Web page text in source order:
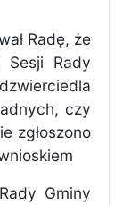
Radę, że
Sesji Rady
czy
zgłoszono
Gminy